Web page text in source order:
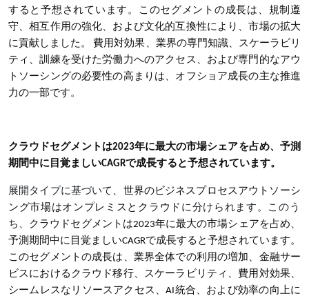
すると予想されています。このセグメントの成長は、規制遵
守、相互作用の強化、および文化的互換性により、市場の拡大
に貢献しました。 費用対効果、業界の専門知識、スケーラビリ
ティ、訓練を受けた労働力へのアクセス、および専門的なアウ
トソーシングの必要性の高まりは、オフショア成長の主な推進
力の一部です。
クラウドセグメントは2023年に最大の市場シェアを占め、予測
期間中に目覚ましいCAGRで成長すると予想されています。
展開タイプに基づいて 、世界のビジネスプロセスアウトソーシ
ング市場はオンプレミス とクラウド に分けられます。このう
ち、
クラウドセグメントは2023年に最大の市場シェアを占め、
予測期間中に目覚ましいCAGRで成長すると予想されています。
このセグメントの成長は、業界全体での利用の増加、金融サー
ビスにおけるクラウド移行、スケーラビリティ、費用対効果、
シームレスなリソースアクセス、AI統合、および効率の向上に